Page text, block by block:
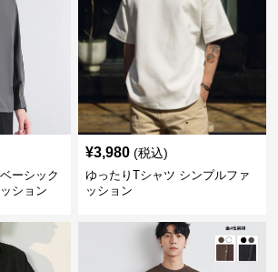
ーシック
ション
¥3,980 (税込)
ゆったりTシャツ シンプルファ
ッション